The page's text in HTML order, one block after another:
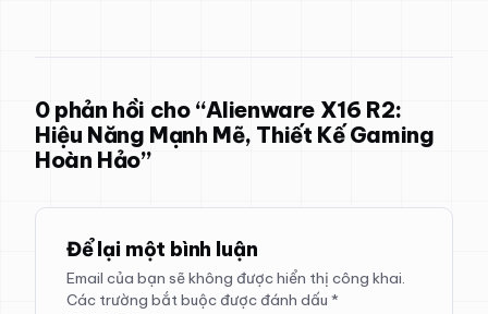
0 phản hồi cho “Alienware X16 R2:
Hiệu Năng Mạnh Mẽ, Thiết Kế Gaming
Hoàn Hảo”
Để lại một bình luận
Email của bạn sẽ không được hiển thị công khai.
Các trường bắt buộc được đánh dấu *